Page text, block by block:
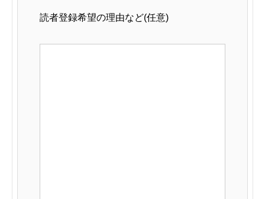
読者登録希望の理由など(任意)